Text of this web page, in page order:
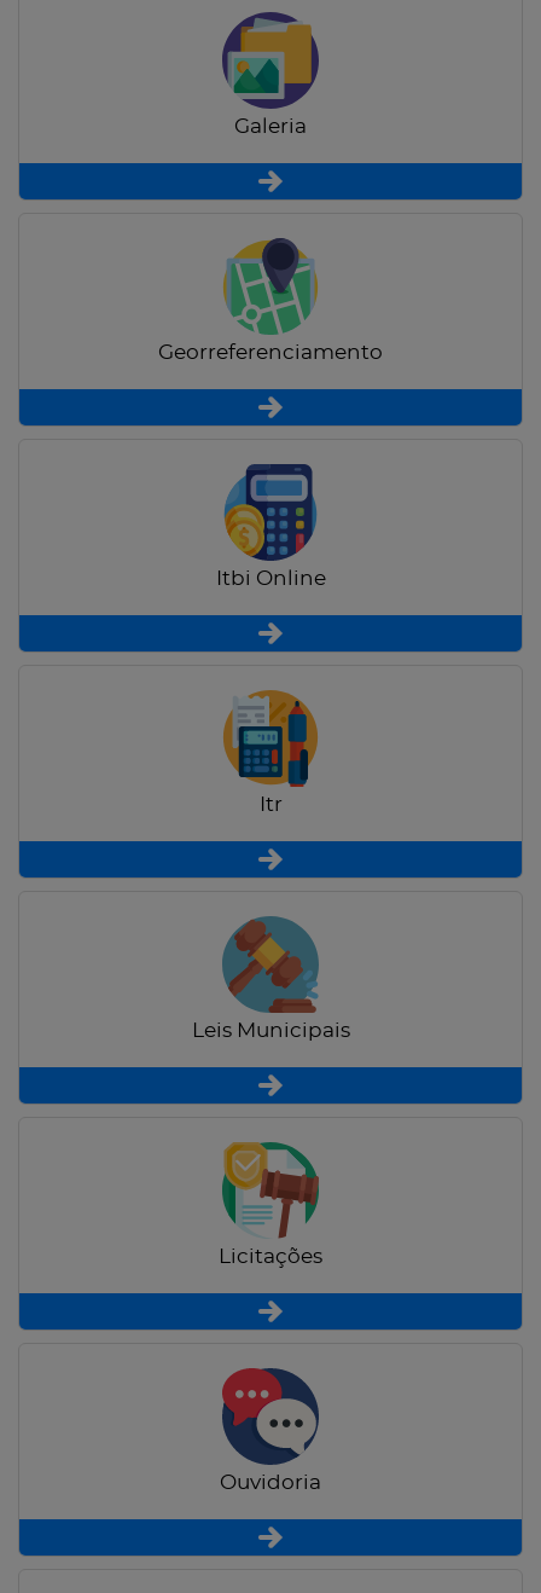
Galeria
Georreferenciamento
Itbi Online
Itr
Leis Municipais
Licitações
Ouvidoria